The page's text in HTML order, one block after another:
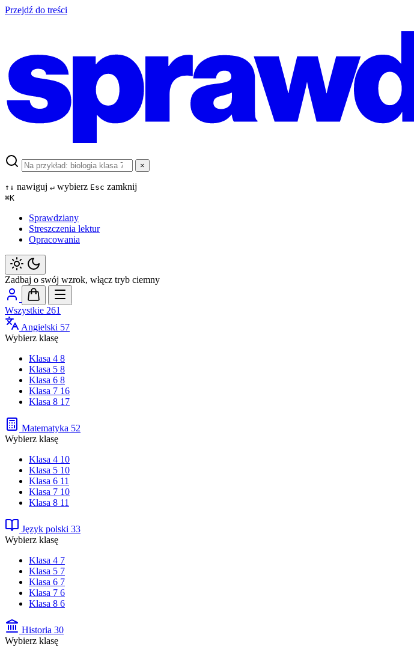
Przejdź do treści
×
↑ ↓ nawiguj ↵ wybierz Esc zamknij
⌘K
Sprawdziany
Streszczenia lektur
Opracowania
Zadbaj o swój wzrok, włącz tryb ciemny
Wszystkie 261
Angielski 57
Wybierz klasę
Klasa 4 8
Klasa 5 8
Klasa 6 8
Klasa 7 16
Klasa 8 17
Matematyka 52
Wybierz klasę
Klasa 4 10
Klasa 5 10
Klasa 6 11
Klasa 7 10
Klasa 8 11
Język polski 33
Wybierz klasę
Klasa 4 7
Klasa 5 7
Klasa 6 7
Klasa 7 6
Klasa 8 6
Historia 30
Wybierz klasę